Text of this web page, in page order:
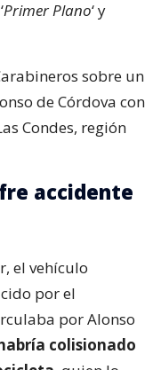
Primer Plano‘ y
sobre un
de Córdova con
Condes, región
accidente
el vehículo
por el
por Alonso
colisionado